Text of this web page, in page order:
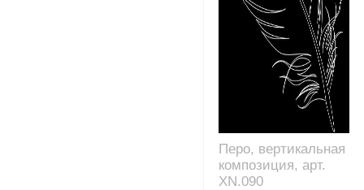
Перо, вертикальная
композиция, арт.
XN.090